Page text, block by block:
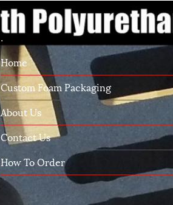
.
Home
Custom Foam Packaging
About Us
Contact Us
How To Order